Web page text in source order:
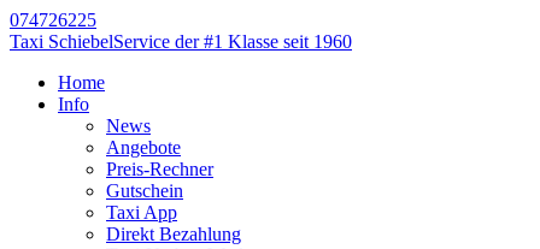
074726225
Taxi SchiebelService der #1 Klasse seit 1960
Home
Info
News
Angebote
Preis-Rechner
Gutschein
Taxi App
Direkt Bezahlung